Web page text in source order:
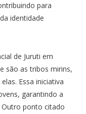
para
identidade
de Juruti em
são as tribos mirins,
Essa iniciativa
garantindo a
ponto citado